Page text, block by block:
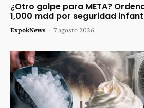
¿Otro golpe para META?
1,000 mdd por seguridad
ExpokNews - 7 agosto 2026